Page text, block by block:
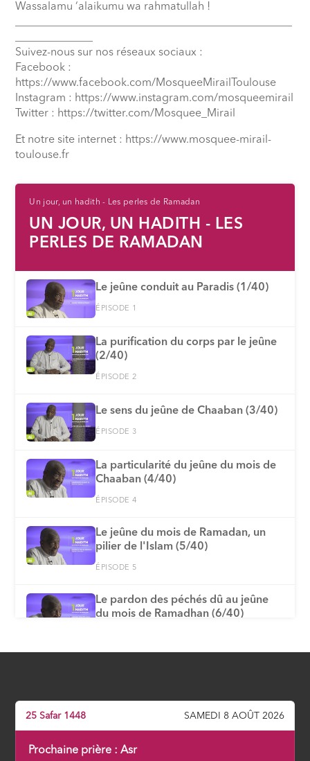
Wassalamu ‘alaikumu wa rahmatullah !
Suivez-nous sur nos réseaux sociaux :
Facebook :
https://www.facebook.com/MosqueeMirailToulouse
Instagram : https://www.instagram.com/mosqueemirail
Twitter : https://twitter.com/Mosquee_Mirail
Et notre site internet : https://www.mosquee-mirail-
toulouse.fr
Un jour, un hadith - Les perles de Ramadan
UN JOUR, UN HADITH - LES
PERLES DE RAMADAN
Le jeûne conduit au Paradis (1/40)
ÉPISODE 1
La purification du corps par le jeûne
(2/40)
ÉPISODE 2
Le sens du jeûne de Chaaban (3/40)
ÉPISODE 3
La particularité du jeûne du mois de
Chaaban (4/40)
ÉPISODE 4
Le jeûne du mois de Ramadan, un
pilier de l'Islam (5/40)
ÉPISODE 5
Le pardon des péchés dû au jeûne
du mois de Ramadhan (6/40)
ÉPISODE 7
Les actes, dont le jeûne, ne valent
que par les intentions qui les anime
25 Safar 1448 SAMEDI 8 AOÛT 2026
Prochaine prière :Asr